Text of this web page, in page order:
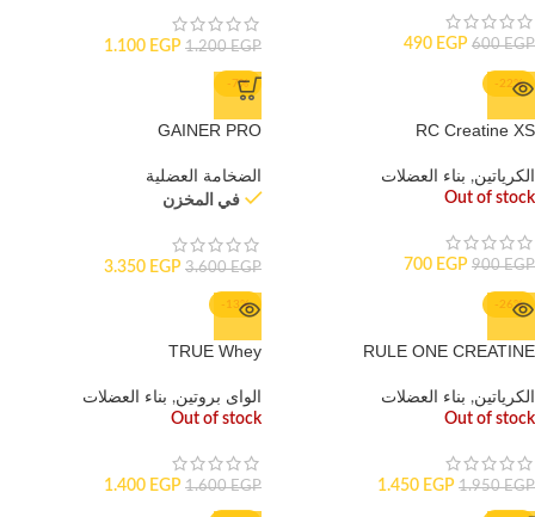
600EGP
490 EGP
1.200EGP
1.100 EGP
-22%
RC Creatine XS
الكرياتين, بناء العضلات
Out of stock
900EGP
700 EGP
-7%
GAINER PRO
الضخامة العضلية
في المخزن
3.600EGP
3.350 EGP
-26%
RULE ONE CREATINE
الكرياتين, بناء العضلات
Out of stock
1.950EGP
1.450 EGP
-13%
TRUE Whey
الواى بروتين, بناء العضلات
Out of stock
1.600EGP
1.400 EGP